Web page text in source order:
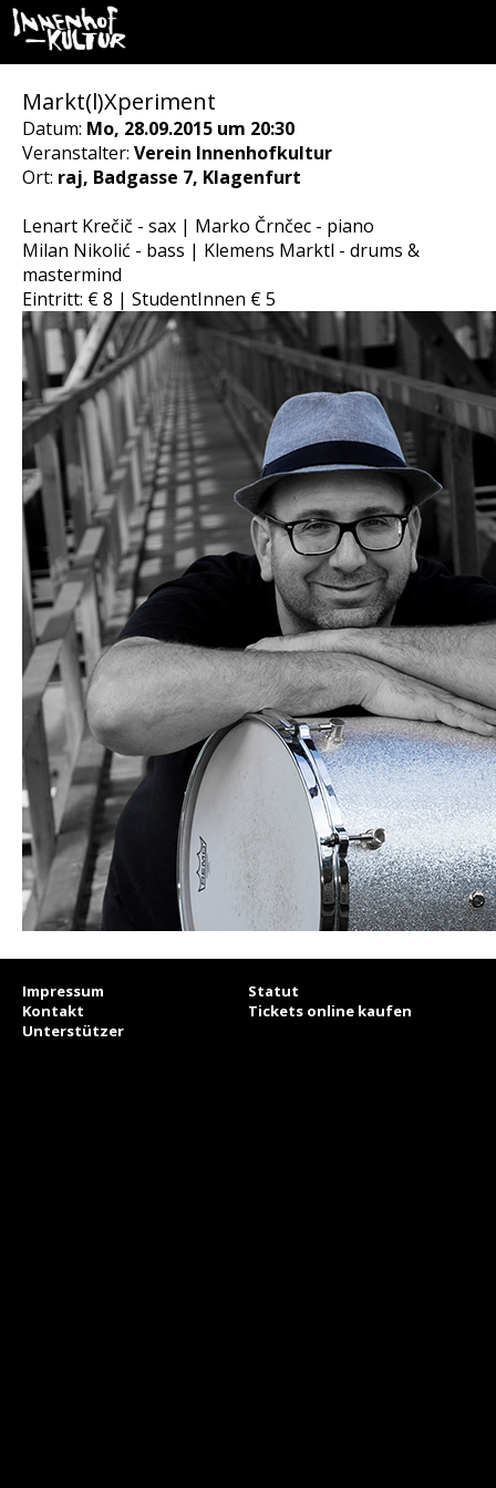
Markt(l)Xperiment
Datum: Mo, 28.09.2015 um 20:30
Veranstalter: Verein Innenhofkultur
Ort: raj, Badgasse 7, Klagenfurt
Lenart Krečič - sax | Marko Črnčec - piano
Milan Nikolić - bass | Klemens Marktl - drums &
mastermind
Eintritt: € 8 | StudentInnen € 5
Impressum
Statut
Kontakt
Tickets online kaufen
Unterstützer